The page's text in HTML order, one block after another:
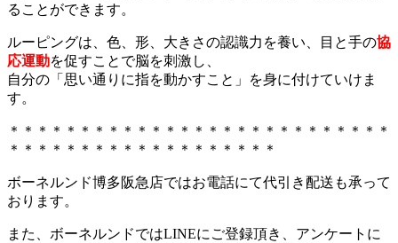
ることができます。
ルーピングは、色、形、大きさの認識力を養い、目と手の協
応運動を促すことで脳を刺激し、
自分の「思い通りに指を動かすこと」を身に付けていけま
す。
＊＊＊＊＊＊＊＊＊＊＊＊＊＊＊＊＊＊＊＊＊＊＊＊＊＊＊
＊＊＊＊＊＊＊＊＊＊＊＊＊＊＊＊＊＊＊
ボーネルンド博多阪急店ではお電話にて代引き配送も承って
おります。
また、ボーネルンドではLINEにご登録頂き、アンケートに